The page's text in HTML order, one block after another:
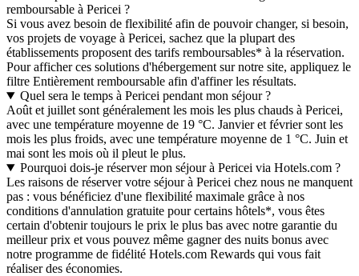
remboursable à Pericei ?
Si vous avez besoin de flexibilité afin de pouvoir changer, si besoin,
vos projets de voyage à Pericei, sachez que la plupart des
établissements proposent des tarifs remboursables* à la réservation.
Pour afficher ces solutions d'hébergement sur notre site, appliquez le
filtre Entièrement remboursable afin d'affiner les résultats.
Quel sera le temps à Pericei pendant mon séjour ?
Août et juillet sont généralement les mois les plus chauds à Pericei,
avec une température moyenne de 19 °C. Janvier et février sont les
mois les plus froids, avec une température moyenne de 1 °C. Juin et
mai sont les mois où il pleut le plus.
Pourquoi dois-je réserver mon séjour à Pericei via Hotels.com ?
Les raisons de réserver votre séjour à Pericei chez nous ne manquent
pas : vous bénéficiez d'une flexibilité maximale grâce à nos
conditions d'annulation gratuite pour certains hôtels*, vous êtes
certain d'obtenir toujours le prix le plus bas avec notre garantie du
meilleur prix et vous pouvez même gagner des nuits bonus avec
notre programme de fidélité Hotels.com Rewards qui vous fait
réaliser des économies.